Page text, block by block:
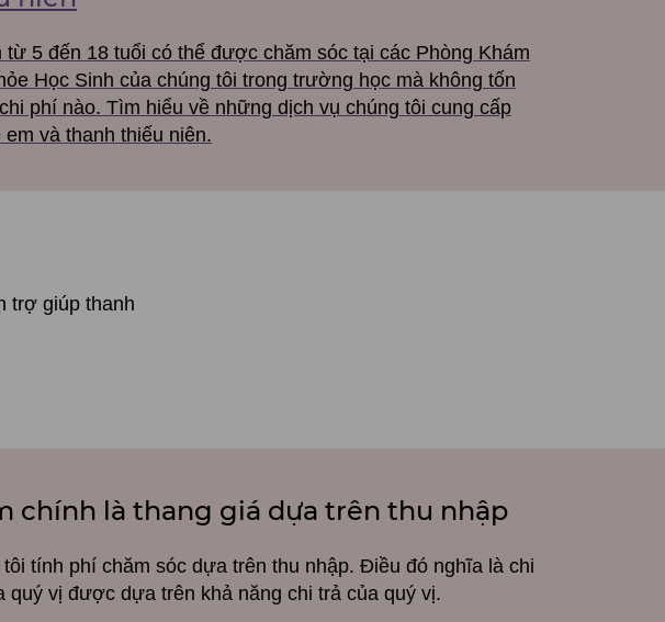
từ 5 đến 18 tuổi có thể được chăm sóc tại các Phòng Khám
Học Sinh của chúng tôi trong trường học mà không tốn
phí nào. Tìm hiểu về những dịch vụ chúng tôi cung cấp
em và thanh thiếu niên.
trợ giúp thanh
chính là thang giá dựa trên thu nhập
tôi tính phí chăm sóc dựa trên thu nhập. Điều đó nghĩa là chi
quý vị được dựa trên khả năng chi trả của quý vị.